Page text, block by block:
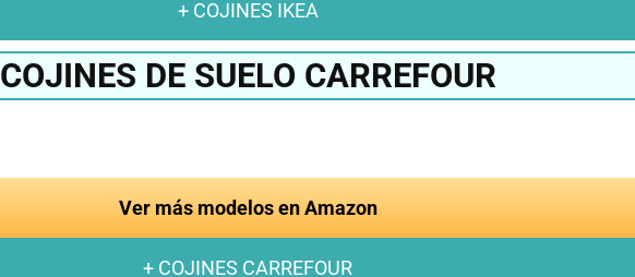
+ COJINES IKEA
COJINES DE SUELO CARREFOUR
Ver más modelos en Amazon
+ COJINES CARREFOUR